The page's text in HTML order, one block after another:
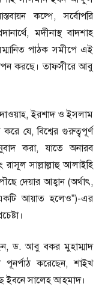
কল্পে, সর্বোপরি
মদীনাস্থ বাদশাহ
পাঠক সমীপে এই
করছে। তাফসীরে আবু
ইরশাদ ও ইসলাম
যে, বিশ্বের গুরুত্বপূর্ণ
করা, যাতে অনারব
সাল্লাল্লাহু আলাইহি
দেয়ার আহ্বান (অর্থাৎ,
আয়াত হলেও”)-এর
ড. আবু বকর মুহাম্মাদ
পূনর্পাঠ করেছেন, শাইখ
ইবনে সালেহ আহমাদ।